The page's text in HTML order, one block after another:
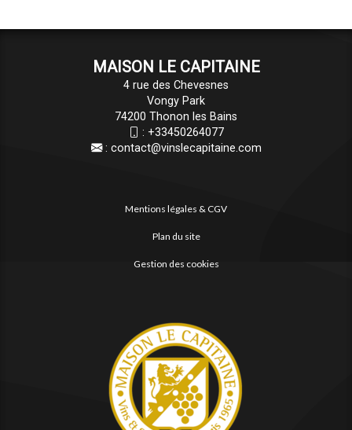
MAISON LE CAPITAINE
4 rue des Chevesnes
Vongy Park
74200 Thonon les Bains
: +33450264077
: contact@vinslecapitaine.com
Mentions légales & CGV
Plan du site
Gestion des cookies